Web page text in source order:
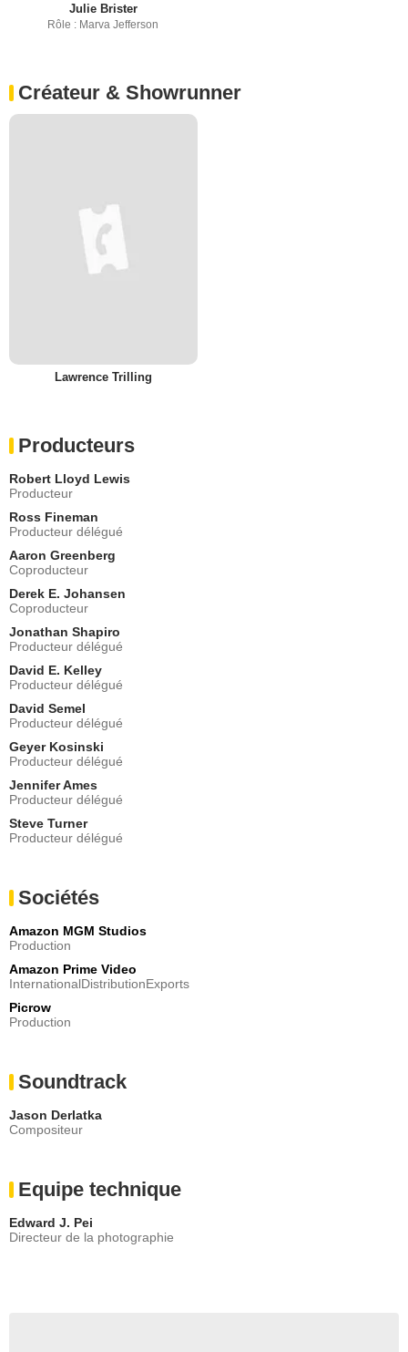
Julie Brister
Rôle : Marva Jefferson
Créateur & Showrunner
Lawrence Trilling
Producteurs
Robert Lloyd Lewis
Producteur
Ross Fineman
Producteur délégué
Aaron Greenberg
Coproducteur
Derek E. Johansen
Coproducteur
Jonathan Shapiro
Producteur délégué
David E. Kelley
Producteur délégué
David Semel
Producteur délégué
Geyer Kosinski
Producteur délégué
Jennifer Ames
Producteur délégué
Steve Turner
Producteur délégué
Sociétés
Amazon MGM Studios
Production
Amazon Prime Video
InternationalDistributionExports
Picrow
Production
Soundtrack
Jason Derlatka
Compositeur
Equipe technique
Edward J. Pei
Directeur de la photographie